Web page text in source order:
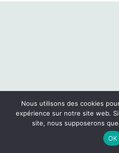
Nous utilisons des cookies
expérience sur notre site web.
site, nous supposerons
OK